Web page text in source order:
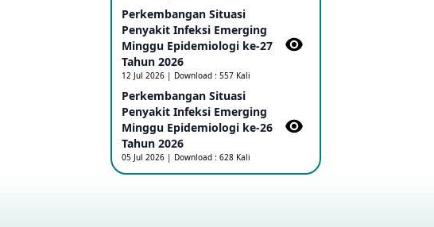
Kasus Konfirmasi A(H5NN6) di
Cina
Update Penyakit Virus Hanta
Tipe HPS di Kapal Pesiar MV
Hondius
Perkembangan Situasi
Penyakit Infeksi Emerging
Minggu Epidemiologi ke-27
Tahun 2026
12 Jul 2026 | Download : 557 Kali
Perkembangan Situasi
Penyakit Infeksi Emerging
Minggu Epidemiologi ke-26
Tahun 2026
05 Jul 2026 | Download : 628 Kali